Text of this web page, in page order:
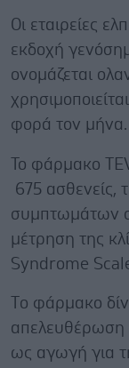
Οι εταιρείες
εκδοχή
ονομάζεται
φορά τον μήνα.
Το φάρμακο
675 ασθενείς,
συμπτωμάτων
μέτρηση της
Syndrome
Tο φάρμακο
απελευθέρωση
ως αγωγή για